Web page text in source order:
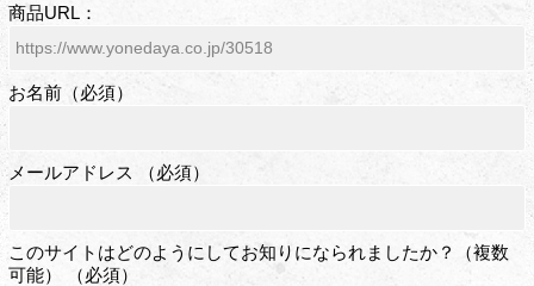
商品URL：
お名前（必須）
メールアドレス （必須）
このサイトはどのようにしてお知りになられましたか？（複数
可能） （必須）